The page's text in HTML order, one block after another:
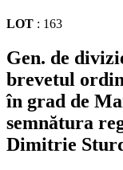
LOT : 163
Gen. de
brevetul
în grad de
semnătura
Dimitrie